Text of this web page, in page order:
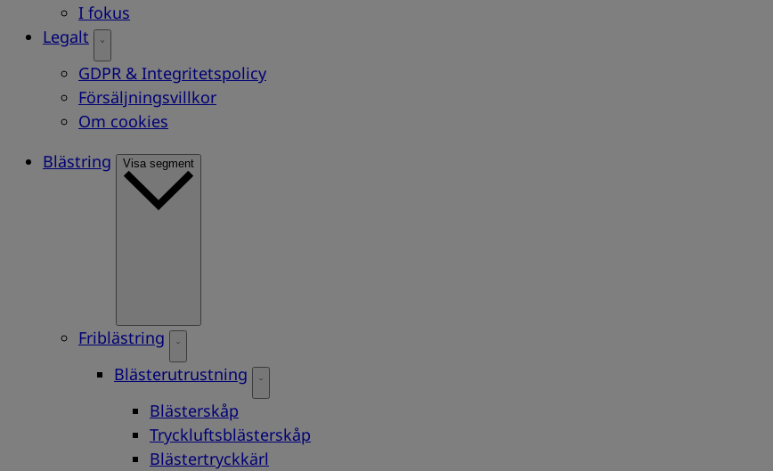
I fokus
Legalt
GDPR & Integritetspolicy
Försäljningsvillkor
Om cookies
Blästring
Visa segment
Friblästring
Blästerutrustning
Blästerskåp
Tryckluftsblästerskåp
Blästertryckkärl